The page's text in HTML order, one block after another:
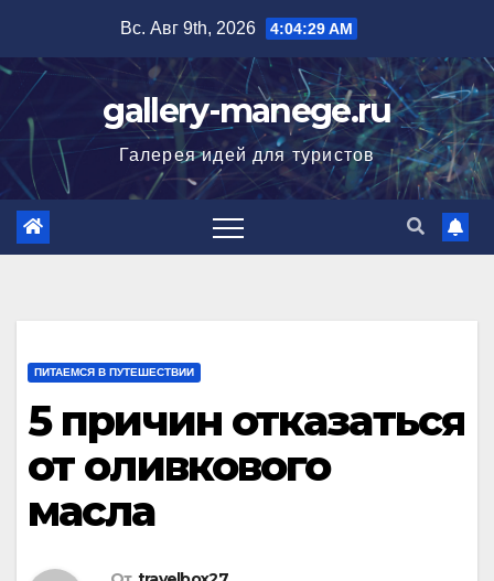
содержимому
Вс. Авг 9th, 2026 4:04:30 AM
gallery-manege.ru
Галерея идей для туристов
ПИТАЕМСЯ В ПУТЕШЕСТВИИ
5 причин отказаться
от оливкового
масла